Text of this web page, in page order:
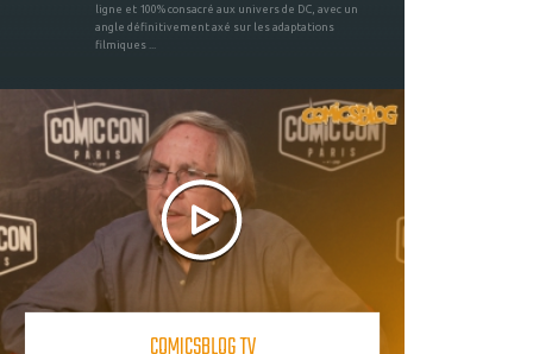
ligne et 100% consacré aux univers de DC, avec un
angle définitivement axé sur les adaptations
filmiques ...